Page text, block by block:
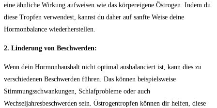
eine ähnliche⁢ Wirkung‌ aufweisen wie ⁢das ‌körpereigene Östrogen. Indem du
diese Tropfen verwendest, ‍kannst ‍du daher auf​ sanfte Weise deine
Hormonbalance wiederherstellen.
2. Linderung von Beschwerden:
Wenn dein‌ Hormonhaushalt nicht optimal ausbalanciert⁤ ist, ​kann dies zu
verschiedenen Beschwerden führen.⁣ Das ​können beispielsweise
⁤Stimmungsschwankungen, Schlafprobleme ​oder auch
Wechseljahresbeschwerden sein. Östrogentropfen können​ dir helfen,⁣ diese